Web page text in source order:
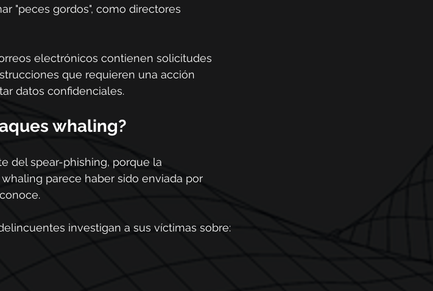
"peces gordos", como directores
electrónicos contienen solicitudes
que requieren una acción
datos confidenciales.
whaling?
del spear-phishing, porque la
parece haber sido enviada por
investigan a sus víctimas sobre: